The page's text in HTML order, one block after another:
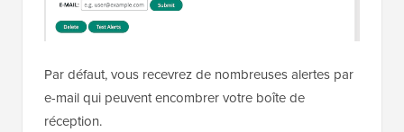
Par défaut, vous recevrez de nombreuses alertes par
e-mail qui peuvent encombrer votre boîte de
réception.